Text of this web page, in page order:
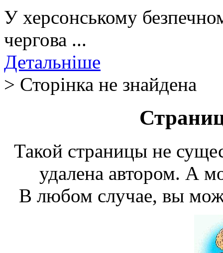
У херсонському
чергова ...
Детальніше
> Сторінка не знайдена
Такой страницы не
удалена автором. А
В любом случае, вы